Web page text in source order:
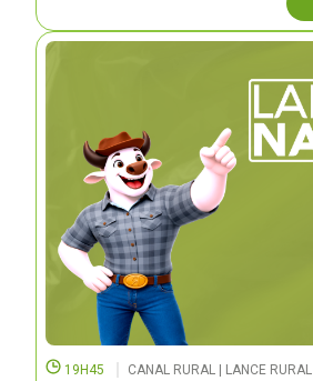
19H45 CANAL RURAL | LANCE RURAL